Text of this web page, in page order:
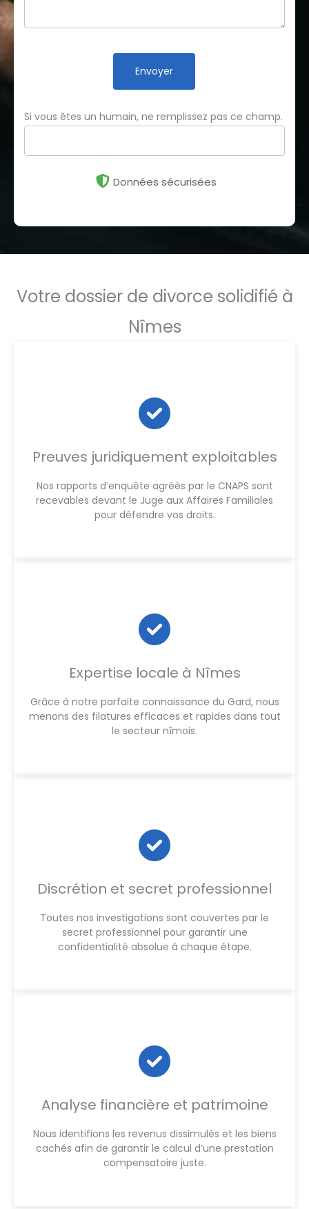
Envoyer
Si vous êtes un humain, ne remplissez pas ce champ.
Données sécurisées
Votre dossier de divorce solidifié à
Nîmes
Preuves juridiquement exploitables
Nos rapports d’enquête agréés par le CNAPS sont
recevables devant le Juge aux Affaires Familiales
pour défendre vos droits.
Expertise locale à Nîmes
Grâce à notre parfaite connaissance du Gard, nous
menons des filatures efficaces et rapides dans tout
le secteur nîmois.
Discrétion et secret professionnel
Toutes nos investigations sont couvertes par le
secret professionnel pour garantir une
confidentialité absolue à chaque étape.
Analyse financière et patrimoine
Nous identifions les revenus dissimulés et les biens
cachés afin de garantir le calcul d’une prestation
compensatoire juste.